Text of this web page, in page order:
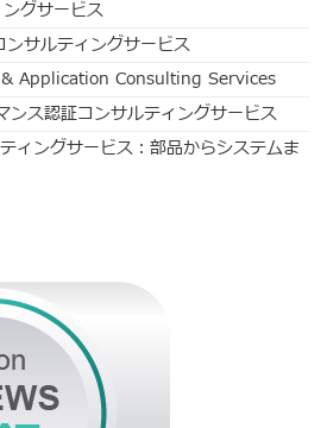
グサービス
サルティングサービス
Application Consulting Services
ス認証コンサルティングサービス
ィングサービス：部品からシステムま